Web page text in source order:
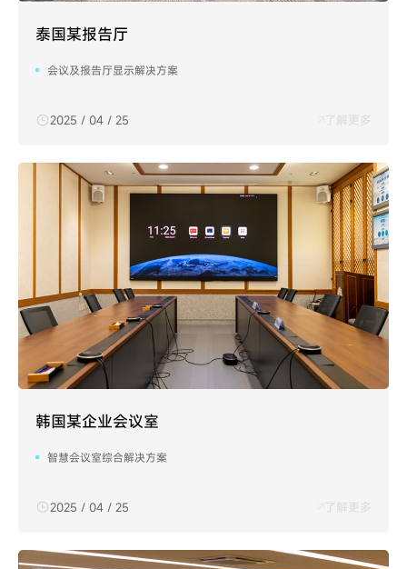
泰国某报告厅
会议及报告厅显示解决方案
2025 / 04 / 25 了解更多
韩国某企业会议室
智慧会议室综合解决方案
2025 / 04 / 25 了解更多